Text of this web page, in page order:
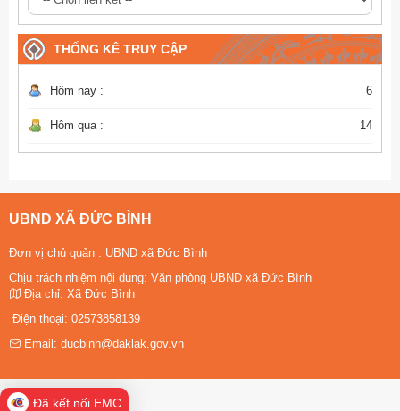
THỐNG KÊ TRUY CẬP
Hôm nay : 6
Hôm qua : 14
UBND XÃ ĐỨC BÌNH
Đơn vị chủ quản : UBND xã Đức Bình
Chịu trách nhiệm nội dung: Văn phòng UBND xã Đức Bình
Địa chỉ: Xã Đức Bình
Điện thoại: 02573858139
Email: ducbinh@daklak.gov.vn
Đã kết nối EMC